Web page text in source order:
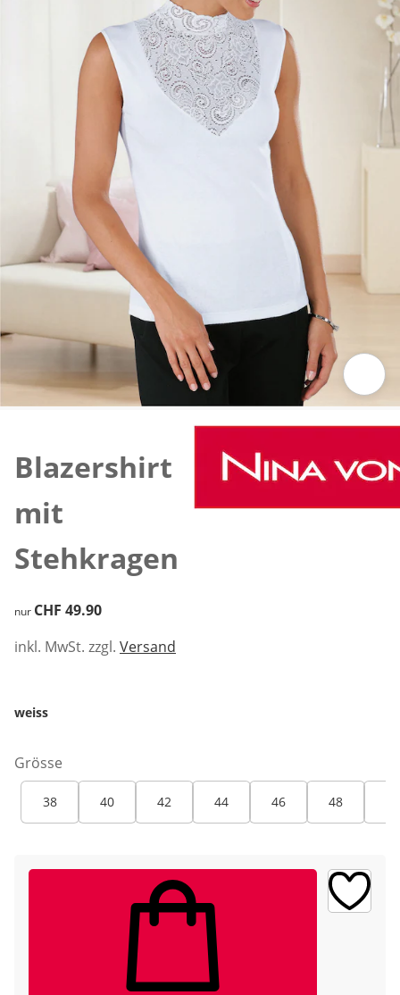
Blazershirt
mit
Stehkragen
CHF 49.90
nur CHF 49.90
inkl. MwSt. zzgl. Versand
weiss
Grösse
38 40 42 44 46 48